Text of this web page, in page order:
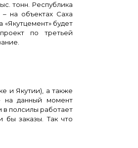
тонн. Республика
на объектах Саха
будет
по третьей
и Якутии), а также
на данный момент
в полсилы работает
бы заказы. Так что